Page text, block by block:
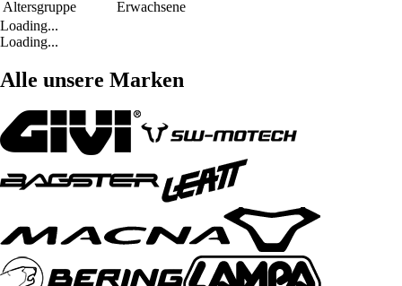
Altersgruppe
Erwachsene
Loading...
Loading...
Alle unsere Marken